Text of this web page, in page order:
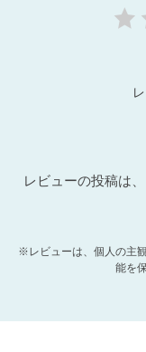
レビューの投稿は
※レビューは、個人の主
能を